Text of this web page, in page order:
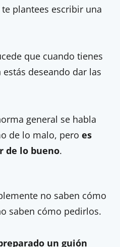
plantees escribir una
que cuando tienes
deseando dar las
general se habla
de lo malo, pero es
de lo bueno.
no saben cómo
saben cómo pedirlos.
un guión